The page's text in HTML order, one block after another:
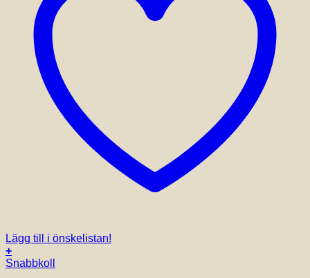
Lägg till i önskelistan!
+
Snabbkoll